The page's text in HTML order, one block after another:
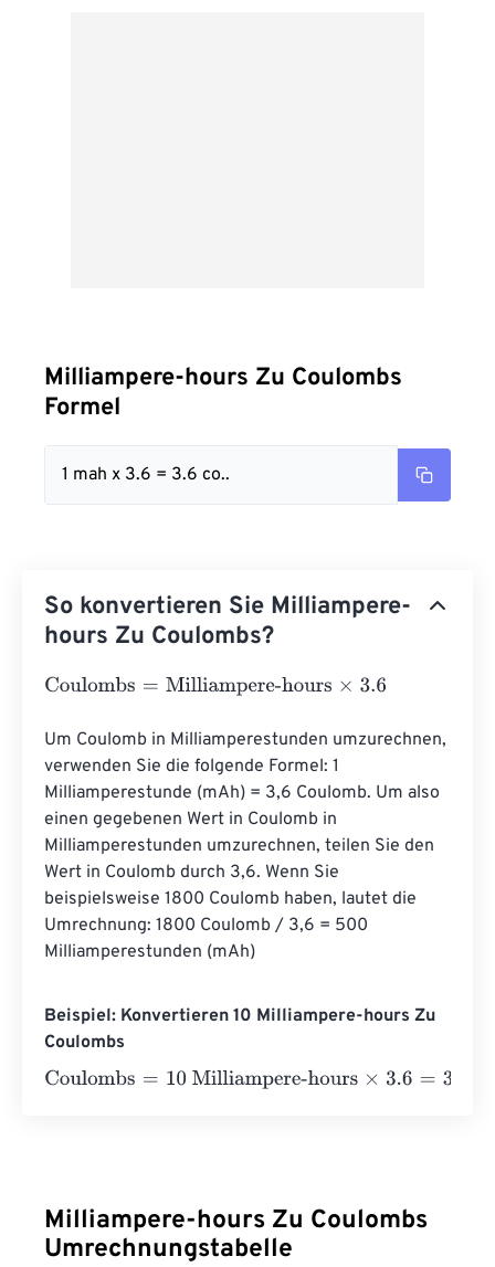
Milliampere-hours Zu Coulombs
Formel
1 mah x 3.6 = 3.6 co..
So konvertieren Sie Milliampere-
hours Zu Coulombs?
Coulombs= Milliampere-hours×3.6
Um Coulomb in Milliamperestunden umzurechnen,
verwenden Sie die folgende Formel: 1
Milliamperestunde (mAh) = 3,6 Coulomb. Um also
einen gegebenen Wert in Coulomb in
Milliamperestunden umzurechnen, teilen Sie den
Wert in Coulomb durch 3,6. Wenn Sie
beispielsweise 1800 Coulomb haben, lautet die
Umrechnung: 1800 Coulomb / 3,6 = 500
Milliamperestunden (mAh)
Beispiel: Konvertieren 10 Milliampere-hours Zu
Coulombs
Coulombs= 10 Milliampere-hours×3.6=36 Coulombs
Milliampere-hours Zu Coulombs
Umrechnungstabelle